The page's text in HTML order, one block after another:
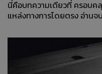
นี่คือบทความเดียวที่ ครอบค
แหล่งทางการโดยตรง อ่านจ